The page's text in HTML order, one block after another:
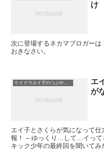
け
次に登場するネカマブロガーは 変態+スパマーよ さくら、覚悟して
おきなさい。
ケイドウエイ子のつぶやき日記
エ
が
エイ子とさくらが気になって仕方がな
報！ – ゆっくり…して…イって
キック少年の最終回を聞いてみたわ。 なにこの奥歯に物